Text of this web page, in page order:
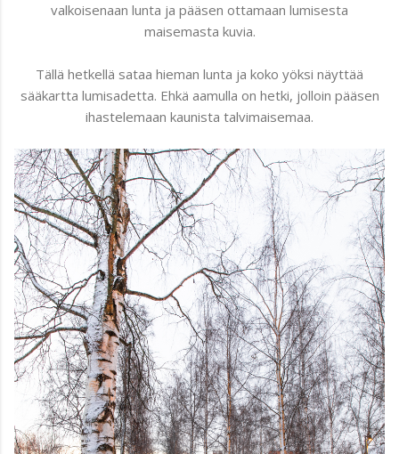
valkoisenaan lunta ja pääsen ottamaan lumisesta
maisemasta kuvia.
Tällä hetkellä sataa hieman lunta ja koko yöksi näyttää
sääkartta lumisadetta. Ehkä aamulla on hetki, jolloin pääsen
ihastelemaan kaunista talvimaisemaa.